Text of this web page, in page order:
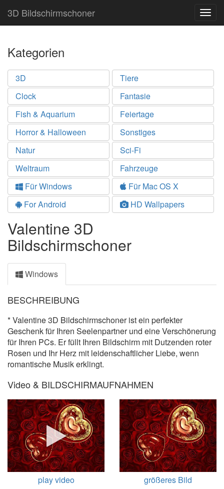
3D Bildschirmschoner
Kategorien
3D
Tiere
Clock
Fantasie
Fish & Aquarium
Feiertage
Horror & Halloween
Sonstiges
Natur
Sci-Fi
Weltraum
Fahrzeuge
Für Windows
Für Mac OS X
For Android
HD Wallpapers
Valentine 3D
Bildschirmschoner
Windows
BESCHREIBUNG
* Valentine 3D Bildschirmschoner ist ein perfekter
Geschenk für Ihren Seelenpartner und eine Verschönerung
für Ihren PCs. Er füllt Ihren Bildschirm mit Dutzenden roter
Rosen und Ihr Herz mit leidenschaftlicher Liebe, wenn
romantische Musik erklingt.
Video & BILDSCHIRMAUFNAHMEN
play video größeres Bild